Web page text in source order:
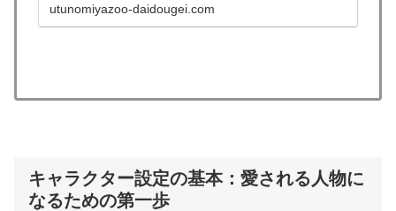
utunomiyazoo-daidougei.com
キャラクター設定の基本：愛される人物に
なるための第一歩